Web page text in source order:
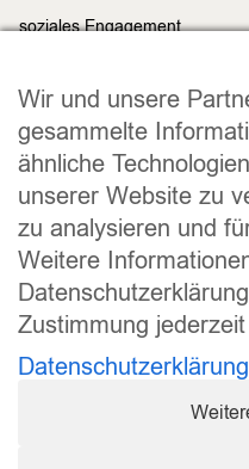
soziales Engagement
Rechtliches
Impressum
Datenschutz
Widerrufsrecht
Allgemeine
Versand und Lieferung
Zahlungsweisen
Barrierefreiheitserklärung
Wir und unsere
gesammelte
ähnliche
unserer Website zu
zu analysieren und
Weitere
Zustimmung
Datenschutzerklärung